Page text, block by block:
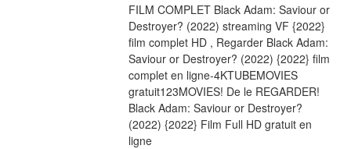
FILM COMPLET Black Adam: Saviour or
Destroyer? (2022) streaming VF {2022}
film complet HD , Regarder Black Adam:
Saviour or Destroyer? (2022) {2022} film
complet en ligne-4KTUBEMOVIES
gratuit123MOVIES! De le REGARDER!
Black Adam: Saviour or Destroyer?
(2022) {2022} Film Full HD gratuit en
ligne